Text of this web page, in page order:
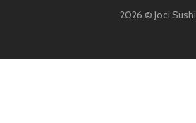
2026 © Joci Sushi